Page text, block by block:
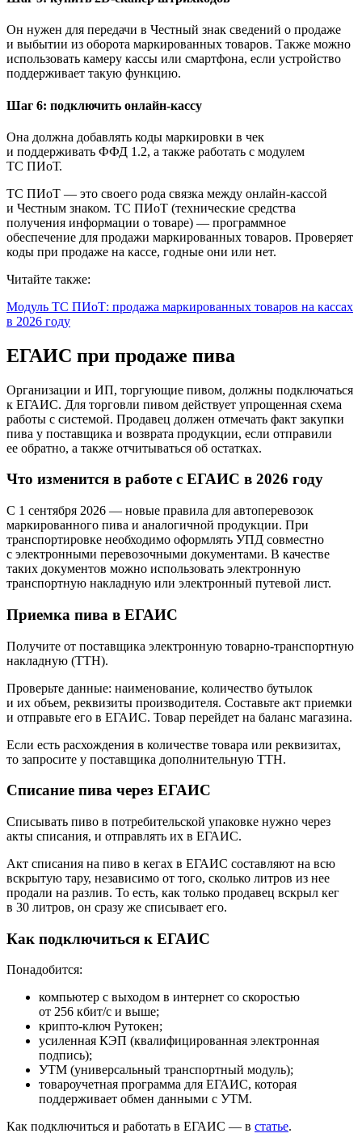
Он нужен для передачи в Честный знак сведений о продаже
и выбытии из оборота маркированных товаров. Также можно
использовать камеру кассы или смартфона, если устройство
поддерживает такую функцию.
Шаг 6: подключить онлайн-кассу
Она должна добавлять коды маркировки в чек
и поддерживать ФФД 1.2, а также работать с модулем
ТС ПИоТ.
ТС ПИоТ — это своего рода связка между онлайн-кассой
и Честным знаком. ТС ПИоТ (технические средства
получения информации о товаре) — программное
обеспечение для продажи маркированных товаров. Проверяет
коды при продаже на кассе, годные они или нет.
Читайте также:
Модуль ТС ПИоТ: продажа маркированных товаров на кассах
в 2026 году
ЕГАИС при продаже пива
Организации и ИП, торгующие пивом, должны подключаться
к ЕГАИС. Для торговли пивом действует упрощенная схема
работы с системой. Продавец должен отмечать факт закупки
пива у поставщика и возврата продукции, если отправили
ее обратно, а также отчитываться об остатках.
Что изменится в работе с ЕГАИС в 2026 году
С 1 сентября 2026 — новые правила для автоперевозок
маркированного пива и аналогичной продукции. При
транспортировке необходимо оформлять УПД совместно
с электронными перевозочными документами. В качестве
таких документов можно использовать электронную
транспортную накладную или электронный путевой лист.
Приемка пива в ЕГАИС
Получите от поставщика электронную товарно-транспортную
накладную (ТТН).
Проверьте данные: наименование, количество бутылок
и их объем, реквизиты производителя. Составьте акт приемки
и отправьте его в ЕГАИС. Товар перейдет на баланс магазина.
Если есть расхождения в количестве товара или реквизитах,
то запросите у поставщика дополнительную ТТН.
Списание пива через ЕГАИС
Списывать пиво в потребительской упаковке нужно через
акты списания, и отправлять их в ЕГАИС.
Акт списания на пиво в кегах в ЕГАИС составляют на всю
вскрытую тару, независимо от того, сколько литров из нее
продали на разлив. То есть, как только продавец вскрыл кег
в 30 литров, он сразу же списывает его.
Как подключиться к ЕГАИС
Понадобится:
компьютер с выходом в интернет со скоростью
от 256 кбит/с и выше;
крипто-ключ Рутокен;
усиленная КЭП (квалифицированная электронная
подпись);
УТМ (универсальный транспортный модуль);
товароучетная программа для ЕГАИС, которая
поддерживает обмен данными с УТМ.
Как подключиться и работать в ЕГАИС — в статье.